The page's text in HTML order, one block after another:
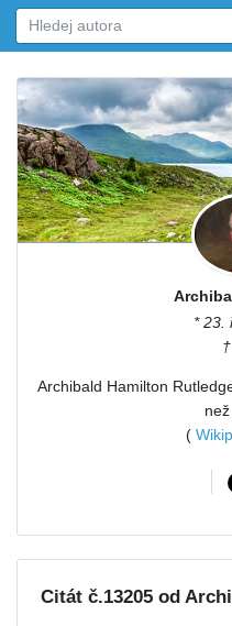
* 23.
Archibald Hamilton
než
(
Citát č.13205 od